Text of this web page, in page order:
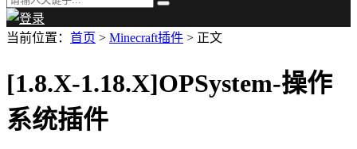
当前位置： 首页 > Minecraft插件 > 正文
[1.8.X-1.18.X]OPSystem-操作
系统插件